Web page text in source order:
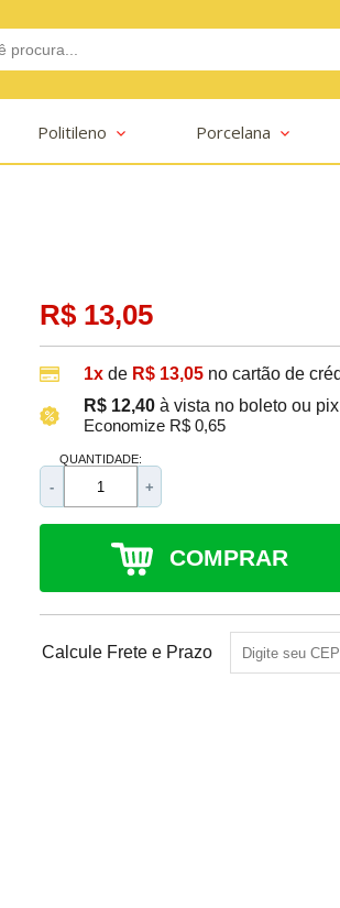
Politileno Porcelana
R$ 13,05
1x de R$ 13,05 no cartão de
R$ 12,40à vista no boleto ou pix
Economize R$ 0,65
QUANTIDADE:
- +
COMPRAR
Calcule Frete e Prazo